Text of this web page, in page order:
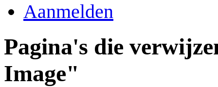
Aanmelden
Pagina's die
Image"